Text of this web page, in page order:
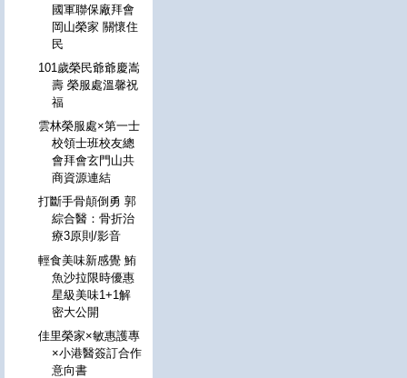
國軍聯保廠拜會
岡山榮家 關懷住
民
101歲榮民爺爺慶嵩
壽 榮服處溫馨祝
福
雲林榮服處×第一士
校領士班校友總
會拜會玄門山共
商資源連結
打斷手骨顛倒勇 郭
綜合醫：骨折治
療3原則/影音
輕食美味新感覺 鮪
魚沙拉限時優惠
星級美味1+1解
密大公開
佳里榮家×敏惠護專
×小港醫簽訂合作
意向書